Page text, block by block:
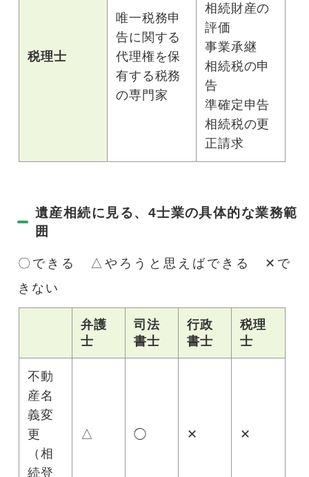
税理士
唯一税務申
告に関する
代理権を保
有する税務
の専門家
相続財産の
評価
事業承継
相続税の申
告
準確定申告
相続税の更
正請求
遺産相続に見る、4士業の具体的な業務範
囲
〇できる △やろうと思えばできる ✕で
きない
弁護
士
司法
書士
行政
書士
税理
士
不動
産名
義変
更
（相
続登
△ ◯ ✕ ✕